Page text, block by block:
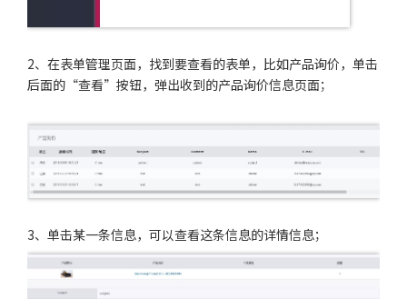
2、在表单管理页面，找到要查看的表单，比如产品询价，单击
后面的“查看”按钮，弹出收到的产品询价信息页面；
3、单击某一条信息，可以查看这条信息的详情信息；